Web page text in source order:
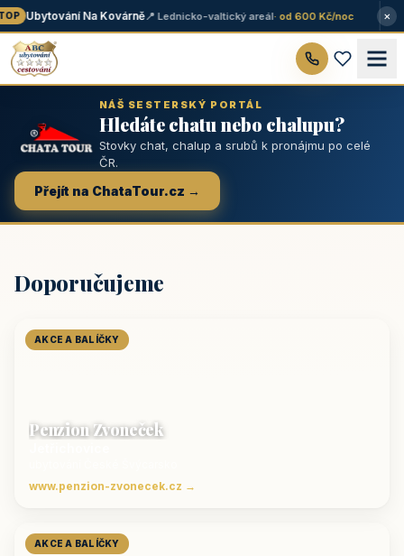
Ubytování Na Kovárně📍 Lednicko-valtický areál· od 600 Kč/noc ×
NÁŠ SESTERSKÝ PORTÁL
Hledáte chatu nebo chalupu?
Stovky chat, chalup a srubů k pronájmu po celé
ČR.
Přejít na ChataTour.cz →
Doporučujeme
AKCE A BALÍČKY
Penzion Zvoneček
www.penzion-zvonecek.cz →
AKCE A BALÍČKY